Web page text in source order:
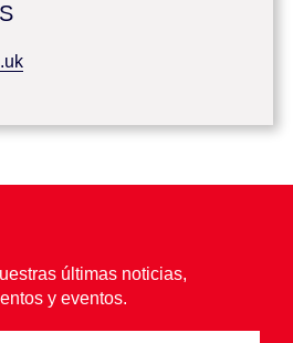
últimas noticias,
y eventos.